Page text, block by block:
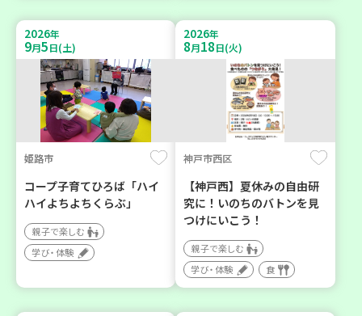
2026年
9月5日(土)
姫路市
コープ子育てひろば「ハイ
ハイよちよちくらぶ」
親子で楽しむ
学び・体験
2026年
8月18日(火)
神戸市西区
【神戸西】夏休みの自由研
究に！いのちのバトンを見
つけにいこう！
親子で楽しむ
学び・体験
食